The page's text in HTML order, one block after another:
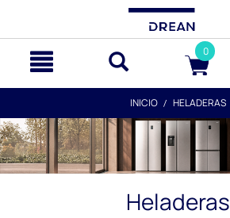
0
INICIO HELADERAS
Heladeras